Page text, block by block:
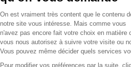
les femmes, la détention